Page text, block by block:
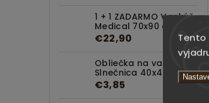
Tento
1 + 1 ZADARMO Vankúš
Medical 70x90 cm
€22,90
Obliečka na vankúš
Slnečnica 40x40 cm
€3,85